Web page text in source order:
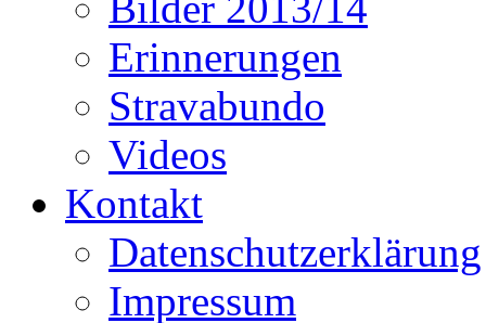
Erinnerungen
Stravabundo
Videos
Kontakt
Datenschutzerklärung
Impressum